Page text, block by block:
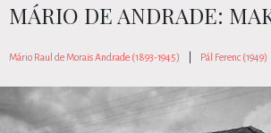
MÁRIO DE ANDRADE:
Mário Raul de Morais Andrade (1893-1945) Pál Ferenc (1949)